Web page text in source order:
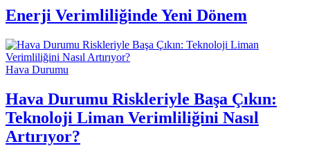
Enerji Verimliliğinde Yeni Dönem
Hava Durumu
Hava Durumu Riskleriyle Başa Çıkın:
Teknoloji Liman Verimliliğini Nasıl
Artırıyor?